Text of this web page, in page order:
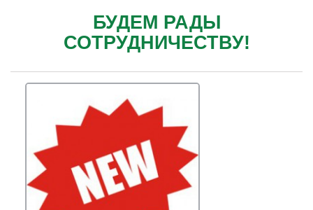
БУДЕМ РАДЫ
СОТРУДНИЧЕСТВУ!